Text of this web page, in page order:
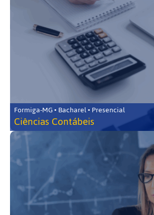
Formiga-MG • Bacharel • Presencial
Ciências Contábeis